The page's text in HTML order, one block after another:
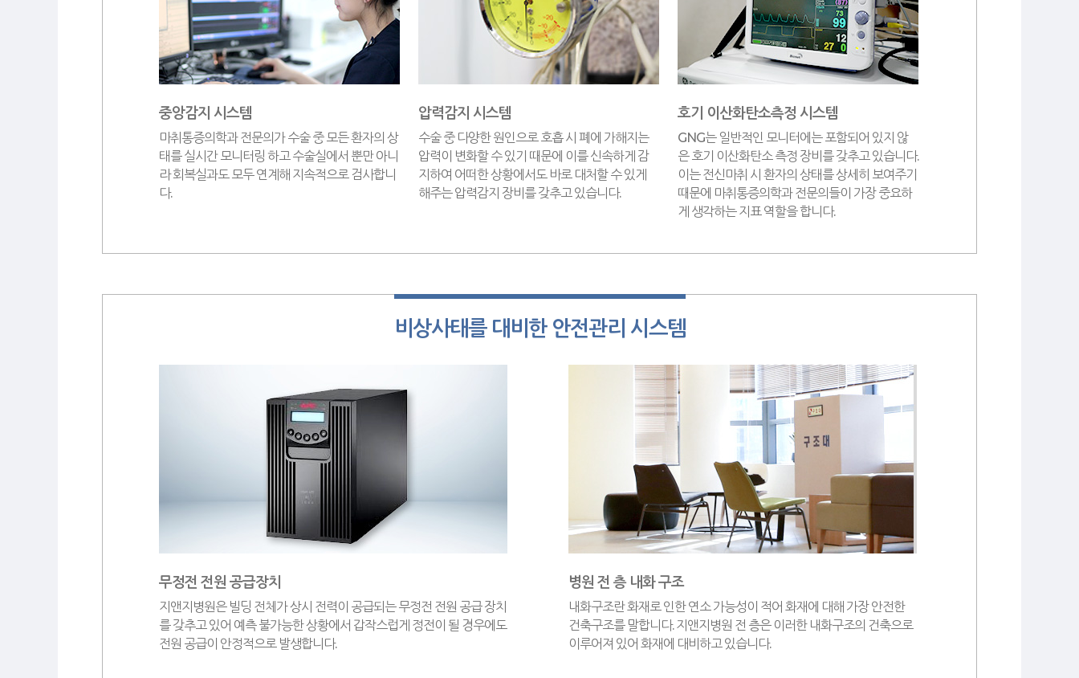
중앙감지 시스템
마취통증의학과 전문의가 수술 중 모든 환자의 상
태를 실시간 모니터링 하고 수술실에서 뿐만 아니
라 회복실과도 모두 연계해 지속적으로 검사합니
다.
압력감지 시스템
수술 중 다양한 원인으로 호흡 시 폐에 가해지는
압력이 변화할 수 있기 때문에 이를 신속하게 감
지하여 어떠한 상황에서도 바로 대처할 수 있게
해주는 압력감지 장비를 갖추고 있습니다.
호기 이산화탄소측정 시스템
GNG는 일반적인 모니터에는 포함되어 있지 않
은 호기 이산화탄소 측정 장비를 갖추고 있습니다.
이는 전신마취 시 환자의 상태를 상세히 보여주기
때문에 마취통증의학과 전문의들이 가장 중요하
게 생각하는 지표 역할을 합니다.
비상사태를 대비한 안전관리 시스템
무정전 전원 공급장치
지앤지병원은 빌딩 전체가 상시 전력이 공급되는 무정전 전원 공급 장치
를 갖추고 있어 예측 불가능한 상황에서 갑작스럽게 정전이 될 경우에도
전원 공급이 안정적으로 발생합니다.
병원 전 층 내화 구조
내화구조란 화재로 인한 연소 가능성이 적어 화재에 대해 가장 안전한
건축구조를 말합니다. 지앤지병원 전 층은 이러한 내화구조의 건축으로
이루어져 있어 화재에 대비하고 있습니다.